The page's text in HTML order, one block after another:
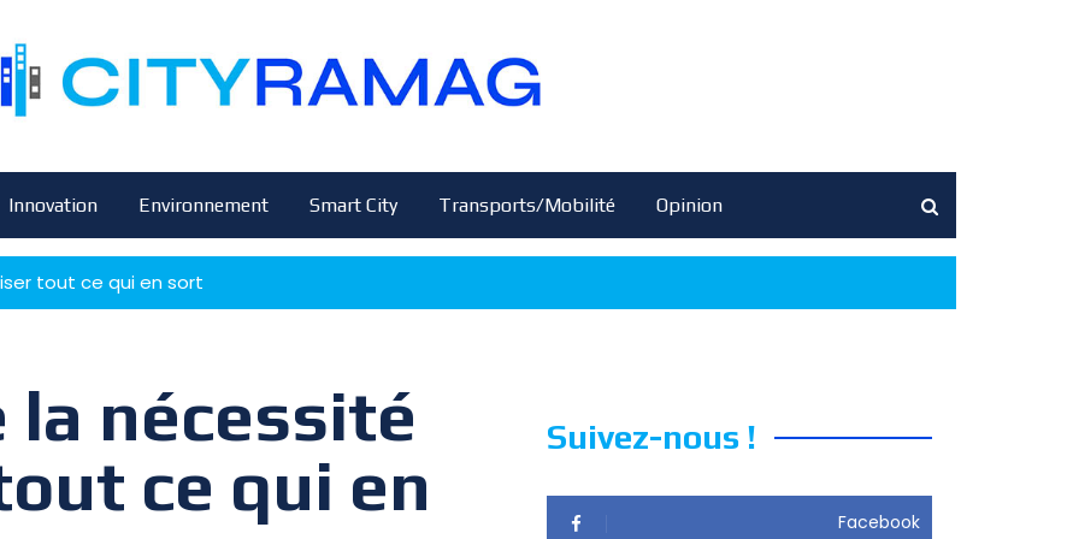
Innovation Environnement Smart City Transports/Mobilité Opinion
tout ce qui en sort
la nécessité
ce qui en
Suivez-nous !
Facebook